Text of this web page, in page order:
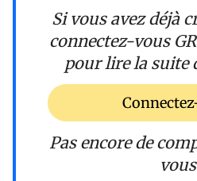
Si vous avez déjà
connectez-vous
pour lire la suite
Pas encore de
vous